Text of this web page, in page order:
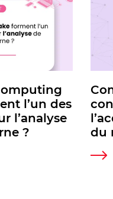
l’un des
l’analyse
?
du